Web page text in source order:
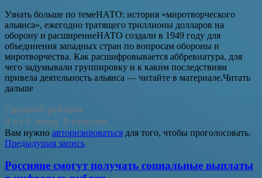
Узнать больше по темеНАТО: история «миротворческого
альянса», ежегодно тратящего триллионы долларов на
оборону и расширениеНАТО создали в 1949 году для
объединения западных стран по вопросам обороны и
миротворчества. Как расшифровывается аббревиатура, для
чего задумывали группировку и к каким последствиям
привела деятельность альянса — читайте в материале.Читать
дальше
Средний рейтинг
0 из 5 звезд. 0 голосов.
Вам нужно авторизироваться для того, чтобы проголосовать.
Навигация
по
Предыдущая запись
Россияне смогут получать социальные выплаты